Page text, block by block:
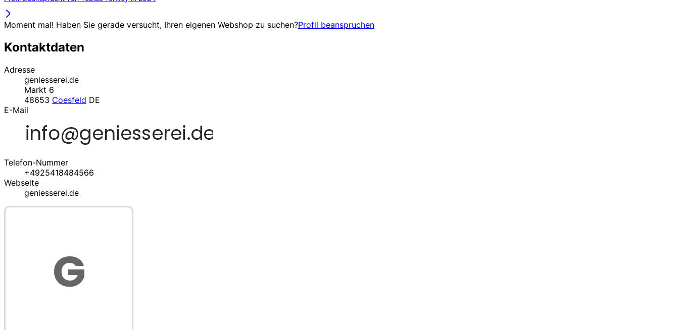
Moment mal! Haben Sie gerade versucht, Ihren eigenen Webshop zu suchen?Profil beanspruchen
Kontaktdaten
Adresse
geniesserei.de
Markt 6
48653 Coesfeld DE
E-Mail
Telefon-Nummer
+4925418484566
Webseite
geniesserei.de